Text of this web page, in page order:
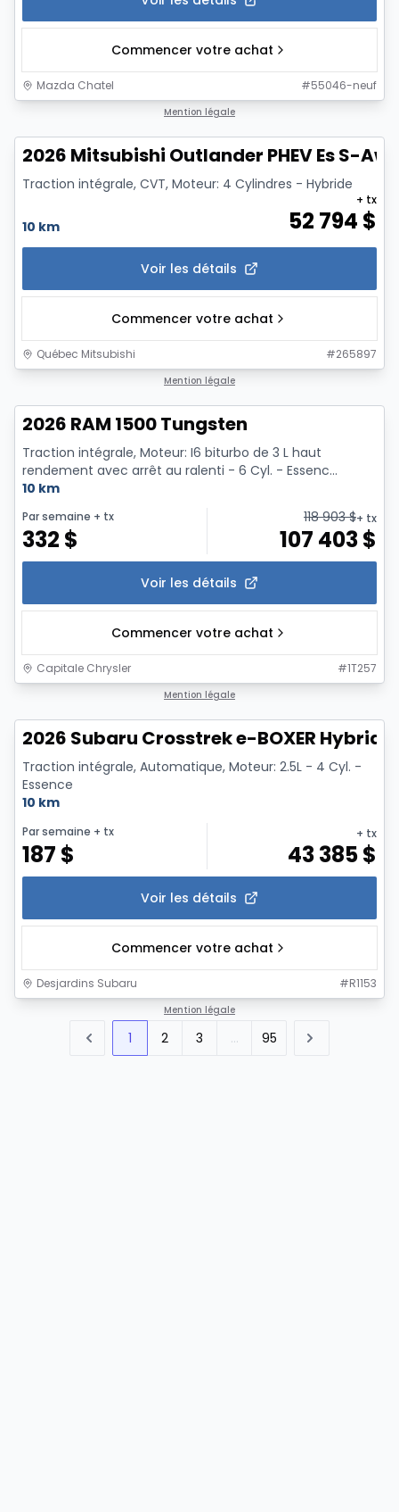
Commencer votre achat
Mazda Chatel #55046-neuf
Mention légale
2026 Mitsubishi Outlander PHEV Es S-
Traction intégrale, CVT, Moteur: 4 Cylindres - Hybride
10 km 52 794 $
+ tx
Voir les détails
Commencer votre achat
Québec Mitsubishi #265897
Mention légale
2026 RAM 1500 Tungsten
Traction intégrale, Moteur: I6 biturbo de 3 L haut
rendement avec arrêt au ralenti - 6 Cyl. - Essenc...
10 km
Par semaine + tx
332 $
118 903$+ tx
107 403$
Voir les détails
Commencer votre achat
Capitale Chrysler #1T257
Mention légale
2026 Subaru Crosstrek e-BOXER
Traction intégrale, Automatique, Moteur: 2.5L - 4 Cyl. -
Essence
10 km
Par semaine + tx
187 $
+ tx
43 385$
Voir les détails
Commencer votre achat
Desjardins Subaru #R1153
Mention légale
1 2 3 ... 95